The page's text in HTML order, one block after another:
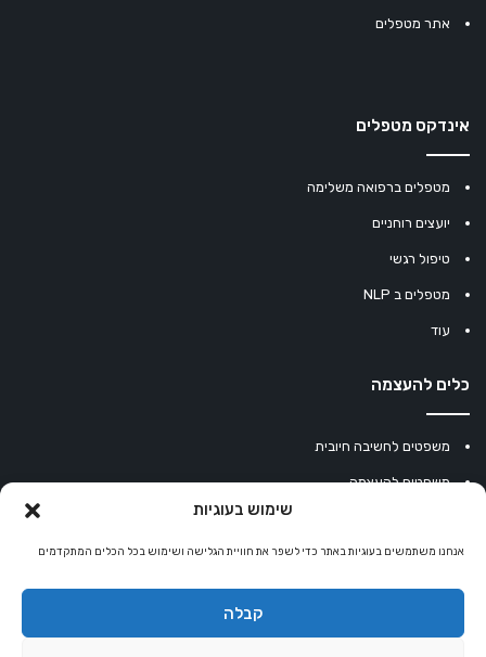
שימוש בעוגיות
אנחנו משתמשים בעוגיות באתר כדי לשפר את חוויית הגלישה ושימוש בכל הכלים המתקדמים
קבלה
אתר מטפלים
אינדקס מטפלים
מטפלים ברפואה משלימה
יועצים רוחניים
טיפול רגשי
מטפלים ב NLP
עוד
כלים להעצמה
משפטים לחשיבה חיובית
משפטים להעצמה
מחשבון נומרולוגיה
קריסטלים למזלות